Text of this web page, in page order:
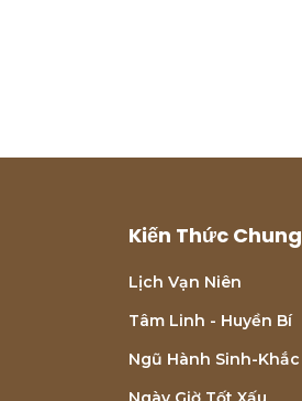
Kiến Thức Chung
Lịch Vạn Niên
Tâm Linh - Huyền Bí
Ngũ Hành Sinh-Khắc